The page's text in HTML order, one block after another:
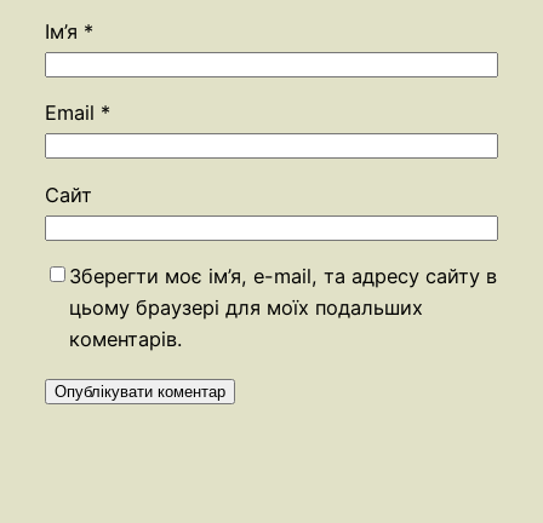
Ім’я *
Email *
Сайт
Зберегти моє ім’я, e-mail, та адресу сайту в
цьому браузері для моїх подальших
коментарів.